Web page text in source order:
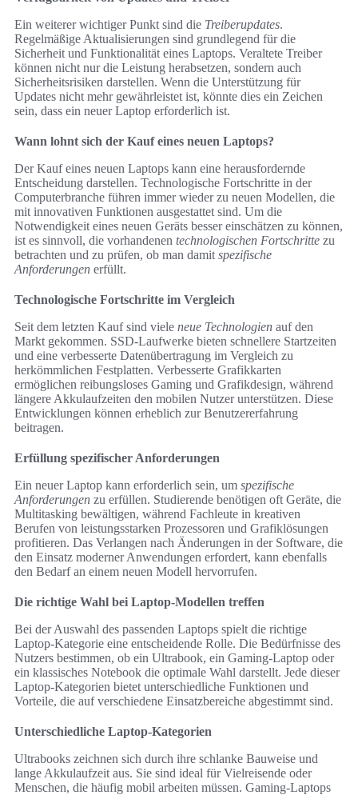
Ein weiterer wichtiger Punkt sind die Treiberupdates.
Regelmäßige Aktualisierungen sind grundlegend für die
Sicherheit und Funktionalität eines Laptops. Veraltete Treiber
können nicht nur die Leistung herabsetzen, sondern auch
Sicherheitsrisiken darstellen. Wenn die Unterstützung für
Updates nicht mehr gewährleistet ist, könnte dies ein Zeichen
sein, dass ein neuer Laptop erforderlich ist.
Wann lohnt sich der Kauf eines neuen Laptops?
Der Kauf eines neuen Laptops kann eine herausfordernde
Entscheidung darstellen. Technologische Fortschritte in der
Computerbranche führen immer wieder zu neuen Modellen, die
mit innovativen Funktionen ausgestattet sind. Um die
Notwendigkeit eines neuen Geräts besser einschätzen zu können,
ist es sinnvoll, die vorhandenen technologischen Fortschritte zu
betrachten und zu prüfen, ob man damit spezifische
Anforderungen erfüllt.
Technologische Fortschritte im Vergleich
Seit dem letzten Kauf sind viele neue Technologien auf den
Markt gekommen. SSD-Laufwerke bieten schnellere Startzeiten
und eine verbesserte Datenübertragung im Vergleich zu
herkömmlichen Festplatten. Verbesserte Grafikkarten
ermöglichen reibungsloses Gaming und Grafikdesign, während
längere Akkulaufzeiten den mobilen Nutzer unterstützen. Diese
Entwicklungen können erheblich zur Benutzererfahrung
beitragen.
Erfüllung spezifischer Anforderungen
Ein neuer Laptop kann erforderlich sein, um spezifische
Anforderungen zu erfüllen. Studierende benötigen oft Geräte, die
Multitasking bewältigen, während Fachleute in kreativen
Berufen von leistungsstarken Prozessoren und Grafiklösungen
profitieren. Das Verlangen nach Änderungen in der Software, die
den Einsatz moderner Anwendungen erfordert, kann ebenfalls
den Bedarf an einem neuen Modell hervorrufen.
Die richtige Wahl bei Laptop-Modellen treffen
Bei der Auswahl des passenden Laptops spielt die richtige
Laptop-Kategorie eine entscheidende Rolle. Die Bedürfnisse des
Nutzers bestimmen, ob ein Ultrabook, ein Gaming-Laptop oder
ein klassisches Notebook die optimale Wahl darstellt. Jede dieser
Laptop-Kategorien bietet unterschiedliche Funktionen und
Vorteile, die auf verschiedene Einsatzbereiche abgestimmt sind.
Unterschiedliche Laptop-Kategorien
Ultrabooks zeichnen sich durch ihre schlanke Bauweise und
lange Akkulaufzeit aus. Sie sind ideal für Vielreisende oder
Menschen, die häufig mobil arbeiten müssen. Gaming-Laptops